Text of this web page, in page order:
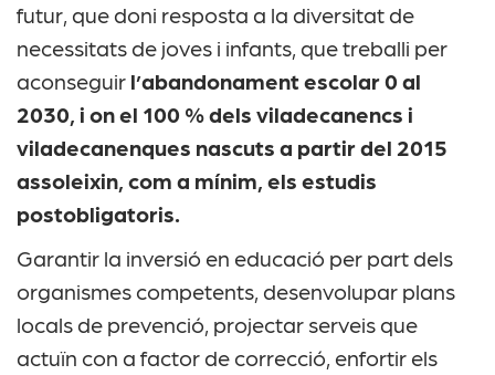
futur, que doni resposta a la diversitat de
necessitats de joves i infants, que treballi per
aconseguir l’abandonament escolar 0 al
2030, i on el 100 % dels viladecanencs i
viladecanenques nascuts a partir del 2015
assoleixin, com a mínim, els estudis
postobligatoris.
Garantir la inversió en educació per part dels
organismes competents, desenvolupar plans
locals de prevenció, projectar serveis que
actuïn con a factor de correcció, enfortir els